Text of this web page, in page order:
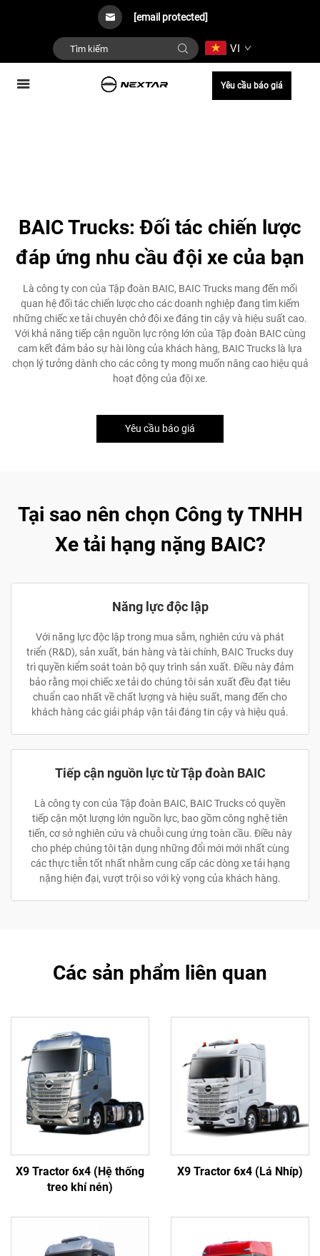
[email protected]
VI
Yêu cầu báo giá
BAIC Trucks: Đối tác chiến lược
đáp ứng nhu cầu đội xe của bạn
Là công ty con của Tập đoàn BAIC, BAIC Trucks mang đến mối
quan hệ đối tác chiến lược cho các doanh nghiệp đang tìm kiếm
những chiếc xe tải chuyên chở đội xe đáng tin cậy và hiệu suất cao.
Với khả năng tiếp cận nguồn lực rộng lớn của Tập đoàn BAIC cùng
cam kết đảm bảo sự hài lòng của khách hàng, BAIC Trucks là lựa
chọn lý tưởng dành cho các công ty mong muốn nâng cao hiệu quả
hoạt động của đội xe.
Yêu cầu báo giá
Tại sao nên chọn Công ty TNHH
Xe tải hạng nặng BAIC?
Năng lực độc lập
Với năng lực độc lập trong mua sắm, nghiên cứu và phát
triển (R&D), sản xuất, bán hàng và tài chính, BAIC Trucks duy
trì quyền kiểm soát toàn bộ quy trình sản xuất. Điều này đảm
bảo rằng mọi chiếc xe tải do chúng tôi sản xuất đều đạt tiêu
chuẩn cao nhất về chất lượng và hiệu suất, mang đến cho
khách hàng các giải pháp vận tải đáng tin cậy và hiệu quả.
Tiếp cận nguồn lực từ Tập đoàn BAIC
Là công ty con của Tập đoàn BAIC, BAIC Trucks có quyền
tiếp cận một lượng lớn nguồn lực, bao gồm công nghệ tiên
tiến, cơ sở nghiên cứu và chuỗi cung ứng toàn cầu. Điều này
cho phép chúng tôi tận dụng những đổi mới mới nhất cùng
các thực tiễn tốt nhất nhằm cung cấp các dòng xe tải hạng
nặng hiện đại, vượt trội so với kỳ vọng của khách hàng.
Các sản phẩm liên quan
X9 Tractor 6x4 (Hệ thống
treo khí nén)
X9 Tractor 6x4 (Lá Nhíp)